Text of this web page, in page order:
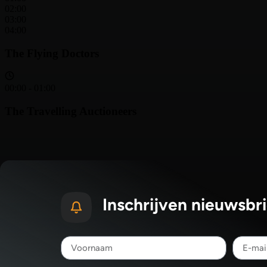
Inschrijven